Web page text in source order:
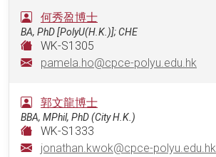
何秀盈博士
BA, PhD [PolyU(H.K.)]; CHE
WK-S1305
pamela.ho@cpce-polyu.edu.hk
郭文龍博士
BBA, MPhil, PhD (City H.K.)
WK-S1333
jonathan.kwok@cpce-polyu.edu.hk